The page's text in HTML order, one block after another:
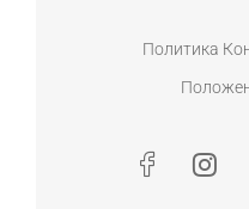
Политика